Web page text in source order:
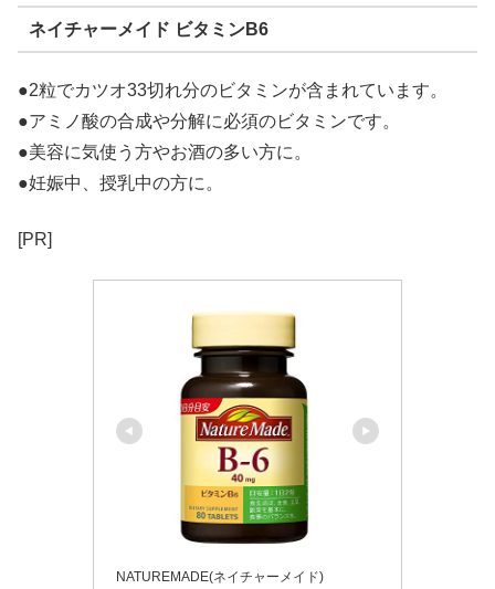
ネイチャーメイド ビタミンB6
●2粒でカツオ33切れ分のビタミンが含まれています。
●アミノ酸の合成や分解に必須のビタミンです。
●美容に気使う方やお酒の多い方に。
●妊娠中、授乳中の方に。
[PR]
NATUREMADE(ネイチャーメイド)